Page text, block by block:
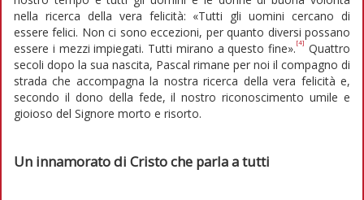
nella ricerca della vera felicità: «Tutti gli uomini cercano di
essere felici. Non ci sono eccezioni, per quanto diversi possano
essere i mezzi impiegati. Tutti mirano a questo fine». [4] Quattro
secoli dopo la sua nascita, Pascal rimane per noi il compagno di
strada che accompagna la nostra ricerca della vera felicità e,
secondo il dono della fede, il nostro riconoscimento umile e
gioioso del Signore morto e risorto.
Un innamorato di Cristo che parla a tutti